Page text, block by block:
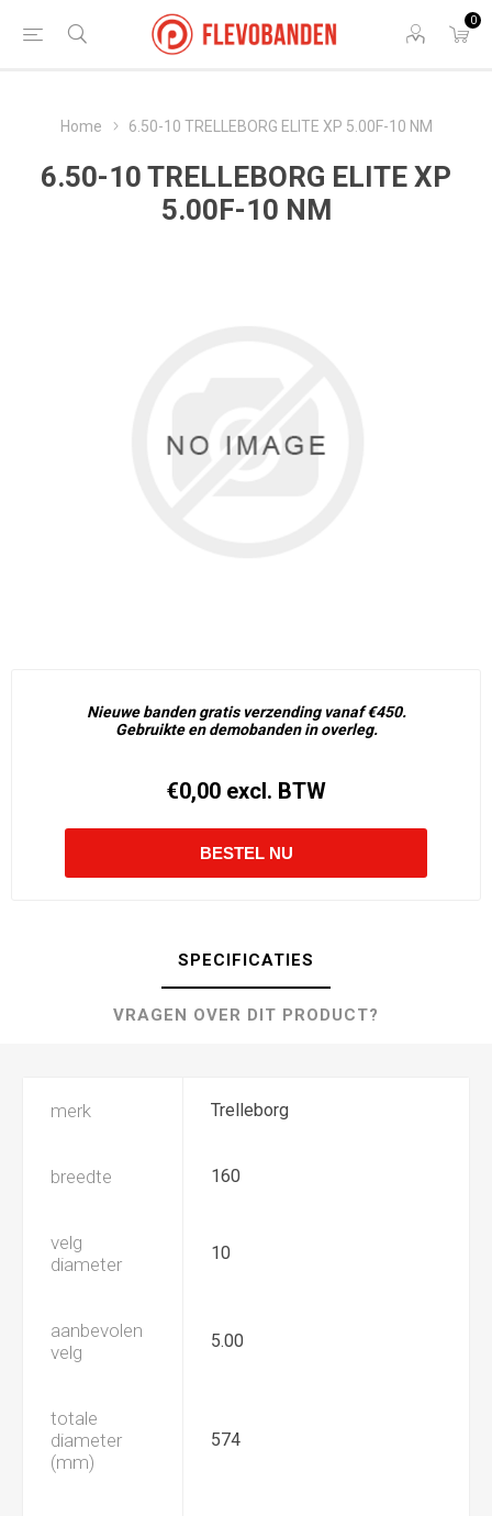
0
Home 6.50-10 TRELLEBORG ELITE XP 5.00F-10 NM
6.50-10 TRELLEBORG ELITE XP
5.00F-10 NM
Nieuwe banden gratis verzending vanaf €450.
Gebruikte en demobanden in overleg.
€0,00 excl. BTW
SPECIFICATIES
VRAGEN OVER DIT PRODUCT?
merk Trelleborg
breedte 160
velg
diameter
10
aanbevolen
velg
5.00
totale
diameter
(mm)
574